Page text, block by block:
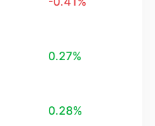
0.27%
0.28%